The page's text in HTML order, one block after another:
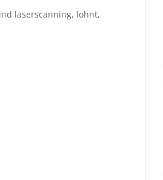
laserscanning, lohnt,